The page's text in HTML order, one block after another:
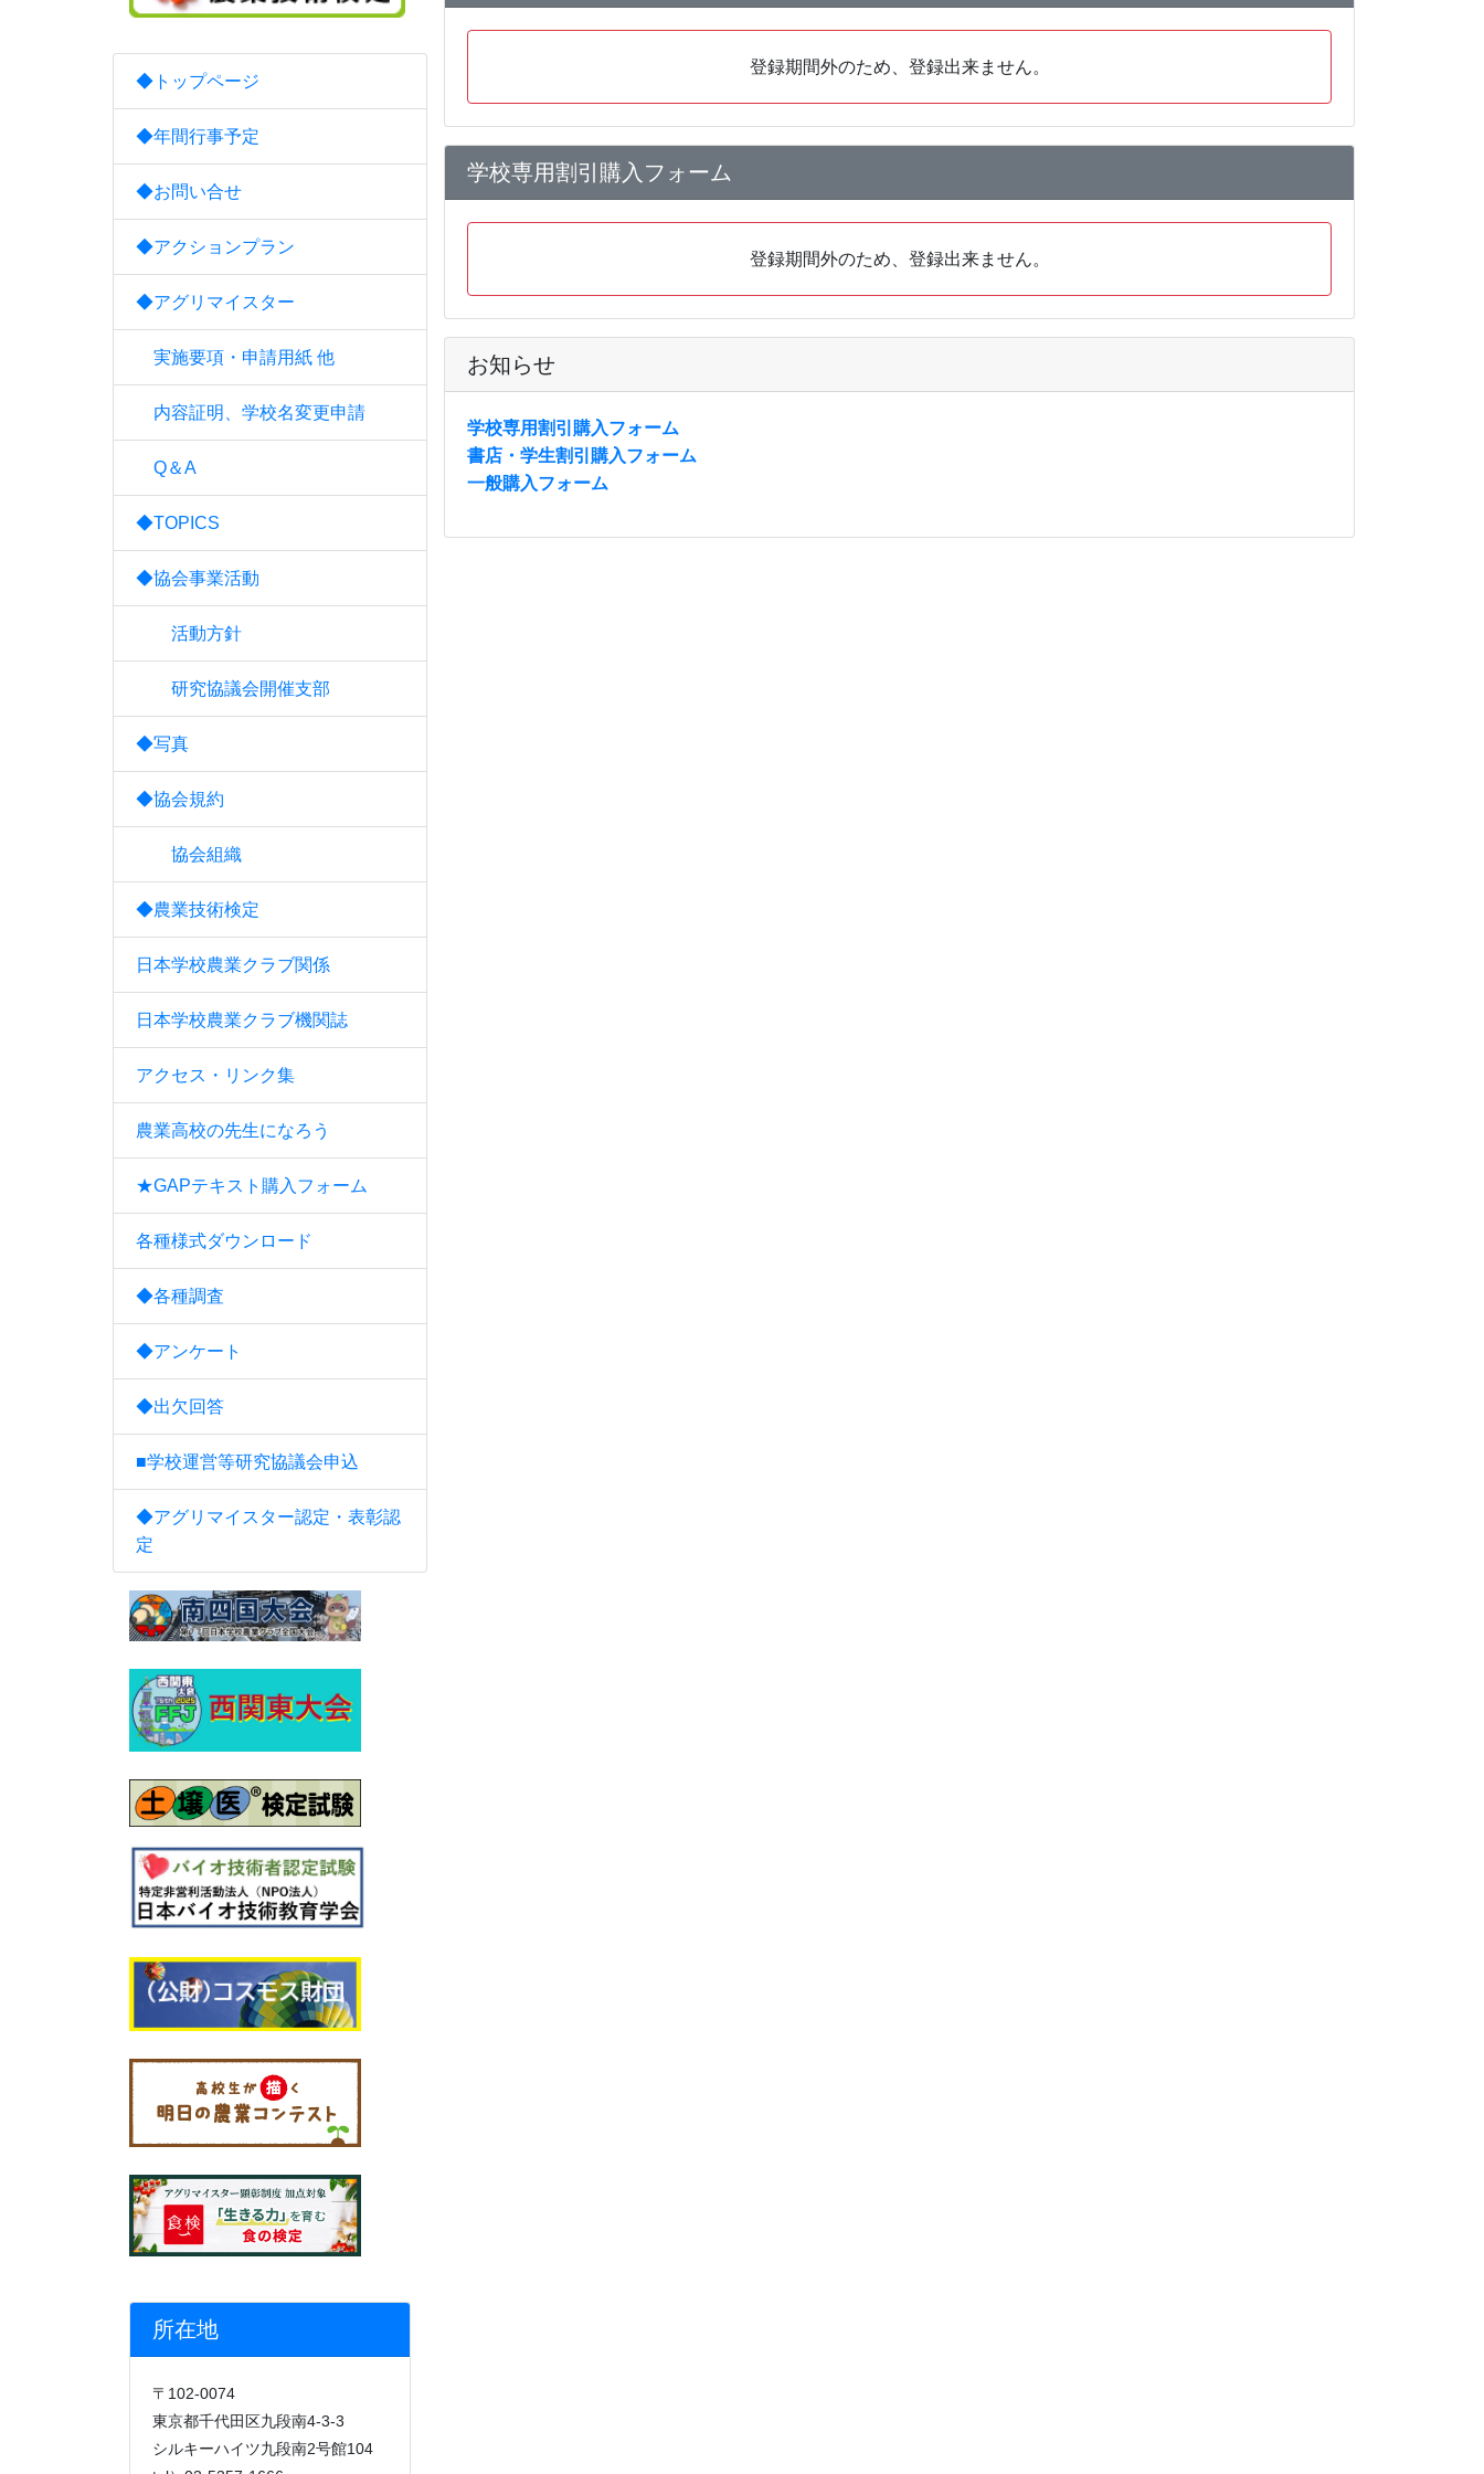
◆トップページ
◆年間行事予定
◆お問い合せ
◆アクションプラン
◆アグリマイスター
実施要項・申請用紙 他
内容証明、学校名変更申請
Q＆A
◆TOPICS
◆協会事業活動
活動方針
研究協議会開催支部
◆写真
◆協会規約
協会組織
◆農業技術検定
日本学校農業クラブ関係
日本学校農業クラブ機関誌
アクセス・リンク集
農業高校の先生になろう
★GAPテキスト購入フォーム
各種様式ダウンロード
◆各種調査
◆アンケート
◆出欠回答
■学校運営等研究協議会申込
◆アグリマイスター認定・表彰認
定
所在地
〒102-0074
東京都千代田区九段南4-3-3
シルキーハイツ九段南2号館104
登録期間外のため、登録出来ません。
学校専用割引購入フォーム
登録期間外のため、登録出来ません。
お知らせ
学校専用割引購入フォーム
書店・学生割引購入フォーム
一般購入フォーム